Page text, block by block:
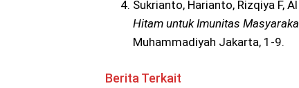
Sukrianto, Harianto, Rizqiya F,
Hitam untuk Imunitas
Muhammadiyah Jakarta, 1-9.
Berita Terkait